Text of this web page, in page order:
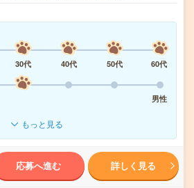
30代 40代 50代
60代
男性
もっと見る
応募へ進む 詳しく見る